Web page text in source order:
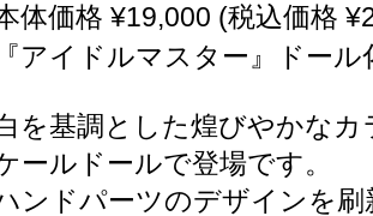
体価格 ¥19,000 (税込価格
『アイドルマスター』ドー
を基調とした煌びやかな
ールドールで登場です。
ンドパーツのデザインを